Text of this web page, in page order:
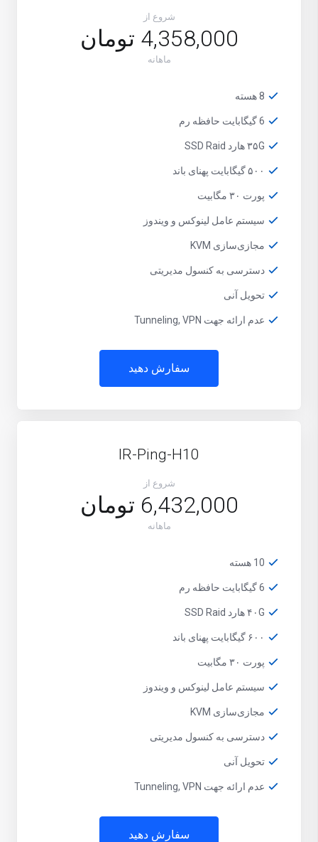
شروع از
4,358,000 تومان
ماهانه
8 هسته
6 گیگابایت حافظه رم
۳۵G هارد SSD Raid
۵۰۰ گیگابایت پهنای باند
پورت ۳۰ مگابیت
سیستم عامل لینوکس و ویندوز
مجازی‌سازی KVM
دسترسی به کنسول مدیریتی
تحویل آنی
عدم ارائه جهت Tunneling, VPN
سفارش دهید
IR-Ping-H10
شروع از
6,432,000 تومان
ماهانه
10 هسته
6 گیگابایت حافظه رم
۴۰G هارد SSD Raid
۶۰۰ گیگابایت پهنای باند
پورت ۳۰ مگابیت
سیستم عامل لینوکس و ویندوز
مجازی‌سازی KVM
دسترسی به کنسول مدیریتی
تحویل آنی
عدم ارائه جهت Tunneling, VPN
سفارش دهید